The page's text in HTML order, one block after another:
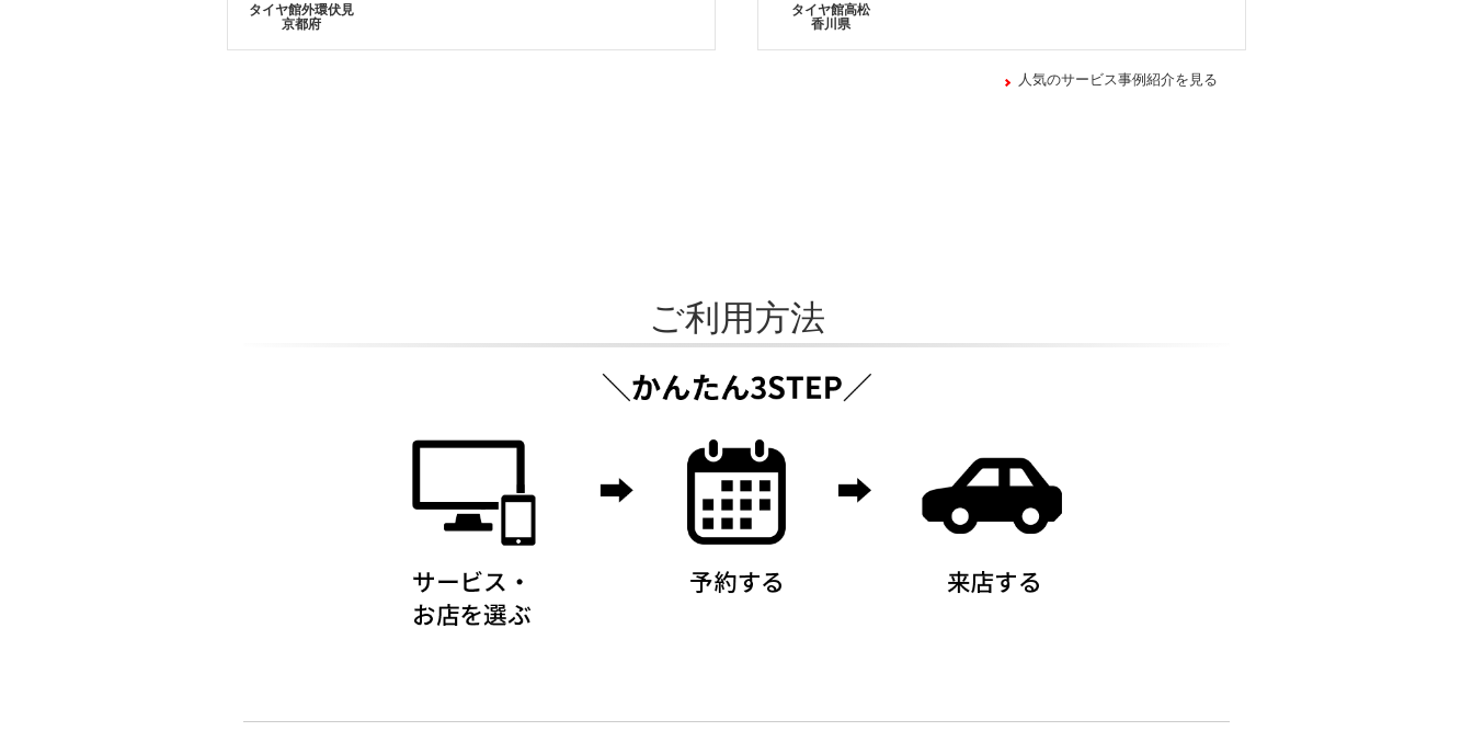
タイヤ館外環伏見
京都府
タイヤ館高松
香川県
人気のサービス事例紹介を見る
ご利用方法